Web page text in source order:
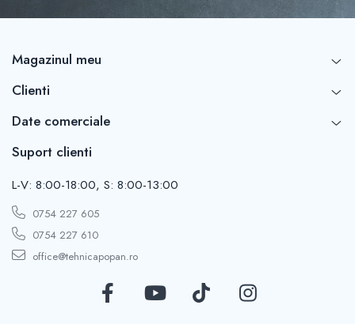
Magazinul meu
Clienti
Date comerciale
Suport clienti
L-V: 8:00-18:00, S: 8:00-13:00
0754 227 605
0754 227 610
office@tehnicapopan.ro